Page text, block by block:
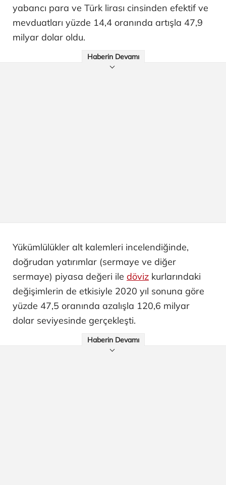
yabancı para ve Türk lirası cinsinden efektif ve
mevduatları yüzde 14,4 oranında artışla 47,9
milyar dolar oldu.
Haberin Devamı
Yükümlülükler alt kalemleri incelendiğinde,
doğrudan yatırımlar (sermaye ve diğer
sermaye) piyasa değeri ile döviz kurlarındaki
değişimlerin de etkisiyle 2020 yıl sonuna göre
yüzde 47,5 oranında azalışla 120,6 milyar
dolar seviyesinde gerçekleşti.
Haberin Devamı